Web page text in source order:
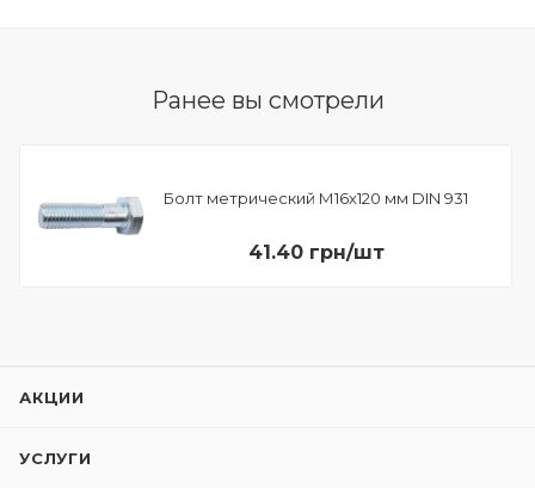
Ранее вы смотрели
Болт метрический М16х120 мм DIN 931
41.40 грн/шт
АКЦИИ
УСЛУГИ